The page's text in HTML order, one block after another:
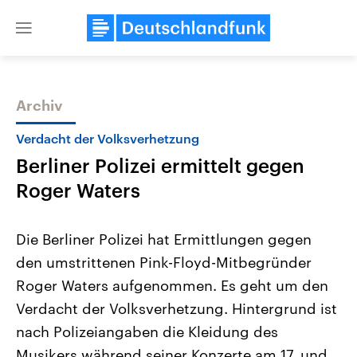
Close
Themen
Landtagswahl Sachsen-Anhalt
2026
Alle Informationen
Sachsen-Anhalt wählt am 6.
September 2026 einen neuen
Landtag. Seit 2021 wird das
Bundesland von einer Koalition aus
USA
Aktuelle Beiträge,
Hintergründe
Wirtschaftlich und
gehören die Vereinigten
den mächtigsten Ländern
mit großem Einfluss auf
Archiv
Verdacht der Volksverhetzung
Berliner Polizei ermittelt gegen
Roger Waters
Die Berliner Polizei hat Ermittlungen gegen
den umstrittenen Pink-Floyd-Mitbegründer
Roger Waters aufgenommen. Es geht um den
Verdacht der Volksverhetzung. Hintergrund ist
nach Polizeiangaben die Kleidung des